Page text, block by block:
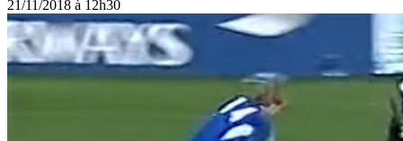
21/11/2018 à 12h30